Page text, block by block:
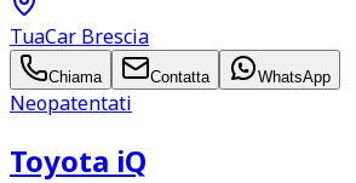
TuaCar Brescia
Chiama Contatta WhatsApp
Neopatentati
Toyota iQ